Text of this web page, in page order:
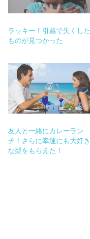
ラッキー！引越で失くした
ものが見つかった
友人と一緒にカレーラン
チ！さらに幸運にも大好き
な梨をもらえた！